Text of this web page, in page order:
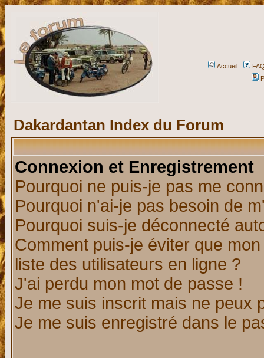
Accueil
Dakardantan Index du Forum
Connexion et Enregistrement
Pourquoi ne puis-je pas me
Pourquoi n'ai-je pas besoin de
Pourquoi suis-je déconnecté
Comment puis-je éviter que
liste des utilisateurs en ligne ?
J'ai perdu mon mot de passe !
Je me suis inscrit mais ne peux
Je me suis enregistré dans le